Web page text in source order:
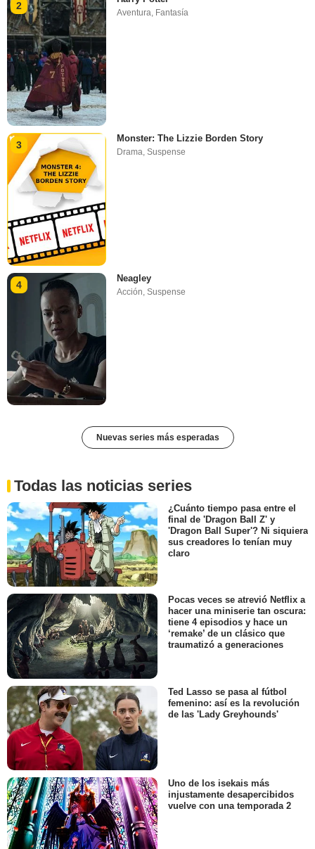
2
Aventura, Fantasía
3
Monster: The Lizzie Borden Story
Drama,Suspense
4
Neagley
Acción ,Suspense
Nuevas series más esperadas
Todas las noticias series
¿Cuánto tiempo pasa entre el
final de 'Dragon Ball Z' y
'Dragon Ball Super'? Ni siquiera
sus creadores lo tenían muy
claro
Pocas veces se atrevió Netflix a
hacer una miniserie tan oscura:
tiene 4 episodios y hace un
‘remake’ de un clásico que
traumatizó a generaciones
Ted Lasso se pasa al fútbol
femenino: así es la revolución
de las 'Lady Greyhounds'
Uno de los isekais más
injustamente desapercibidos
vuelve con una temporada 2